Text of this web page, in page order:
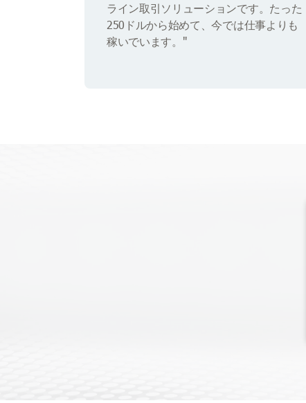
ライン取引ソリューションです。たった
250ドルから始めて、今では仕事よりも
稼いでいます。"